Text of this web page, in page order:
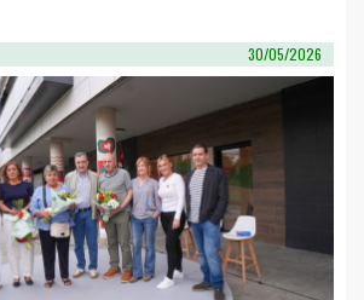
30/05/2026